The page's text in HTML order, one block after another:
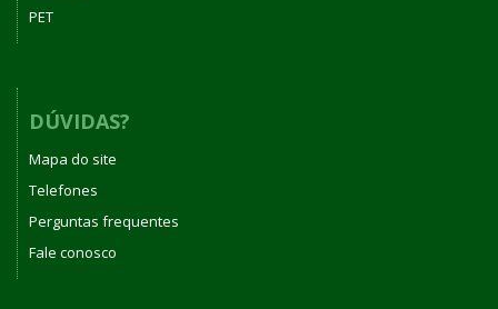
PET
DÚVIDAS?
Mapa do site
Telefones
Perguntas frequentes
Fale conosco